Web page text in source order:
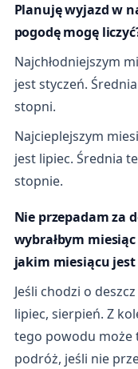
Planuję wyjazd w
pogodę mogę
Najchłodniejszym
jest styczeń.
stopni.
Najcieplejszym
jest lipiec. Średnia
stopnie.
Nie przepadam za
wybrałbym
jakim miesiącu jest
Jeśli chodzi o
lipiec, sierpień. Z
tego powodu może
podróż, jeśli nie